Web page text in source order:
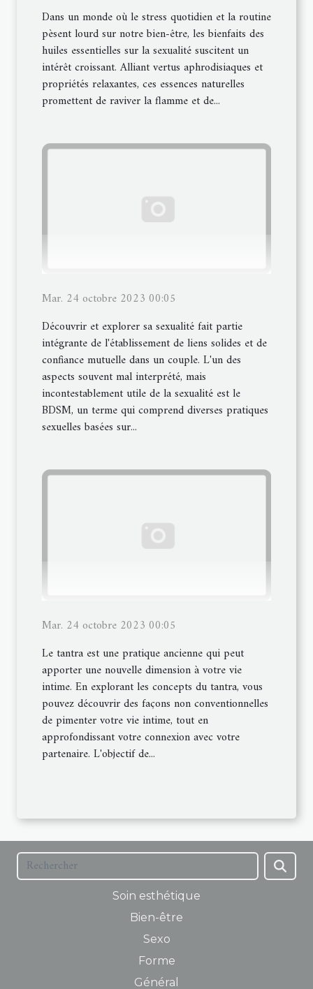
Dans un monde où le stress quotidien et la routine
pèsent lourd sur notre bien-être, les bienfaits des
huiles essentielles sur la sexualité suscitent un
intérêt croissant. Alliant vertus aphrodisiaques et
propriétés relaxantes, ces essences naturelles
promettent de raviver la flamme et de...
Mar. 24 octobre 2023 00:05
Découvrir et explorer sa sexualité fait partie
intégrante de l'établissement de liens solides et de
confiance mutuelle dans un couple. L'un des
aspects souvent mal interprété, mais
incontestablement utile de la sexualité est le
BDSM, un terme qui comprend diverses pratiques
sexuelles basées sur...
Mar. 24 octobre 2023 00:05
Le tantra est une pratique ancienne qui peut
apporter une nouvelle dimension à votre vie
intime. En explorant les concepts du tantra, vous
pouvez découvrir des façons non conventionnelles
de pimenter votre vie intime, tout en
approfondissant votre connexion avec votre
partenaire. L'objectif de...
Soin esthétique
Bien-être
Sexo
Forme
Général